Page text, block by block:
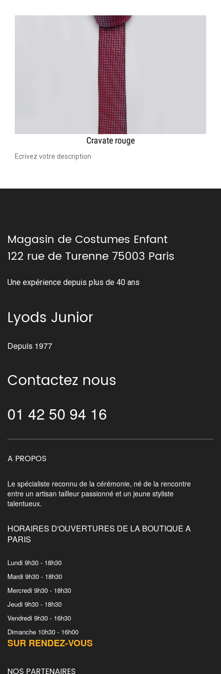
Cravate rouge
Ecrivez votre description
Magasin de Costumes Enfant
122 rue de Turenne 75003 Paris
Une expérience depuis plus de 40 ans
Lyods Junior
Depuis 1977
Contactez nous
01 42 50 94 16
A PROPOS
Le spécialiste reconnu de la cérémonie, né de la rencontre
entre un artisan tailleur passionné et un jeune styliste
talentueux.
HORAIRES D'OUVERTURES DE LA BOUTIQUE A
PARIS
Lundi 9h30 - 18h30
Mardi 9h30 - 18h30
Mercredi 9h30 - 18h30
Jeudi 9h30 - 18h30
Vendredi 9h30 - 16h30
Dimanche 10h30 - 16h00
SUR RENDEZ-VOUS
NOS PARTENAIRES